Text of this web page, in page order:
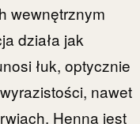
wewnętrznym
działa jak
łuk, optycznie
nawet
Henna jest